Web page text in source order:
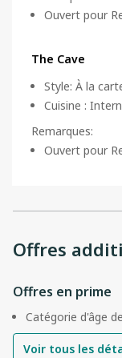
Ouvert pour
The Cave
Style: À la
Cuisine :
Remarques:
Ouvert pour
Offres
Offres en prime
Catégorie d'âge
Voir tous les